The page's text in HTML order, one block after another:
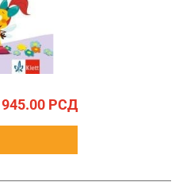
945.00 РСД